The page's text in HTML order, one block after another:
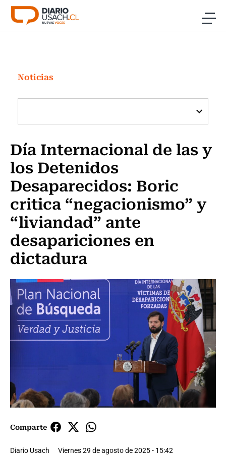
Click acá para ir directamente al contenido
Investigación
Cultura
Programas Radio y TV Usach
Noticias
Día Internacional de las y
los Detenidos
Desaparecidos: Boric
critica “negacionismo” y
“liviandad” ante
desapariciones en
dictadura
Comparte
Diario Usach Viernes 29 de agosto de 2025 - 15:42